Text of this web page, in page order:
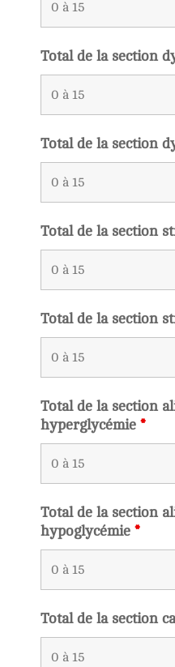
Total de la section
Total de la section
Total de la section
Total de la section
Total de la section
hyperglycémie *
Total de la section
hypoglycémie *
Total de la section